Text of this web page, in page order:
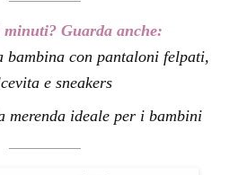
minuti? Guarda anche:
bambina con pantaloni felpati,
e sneakers
merenda ideale per i bambini